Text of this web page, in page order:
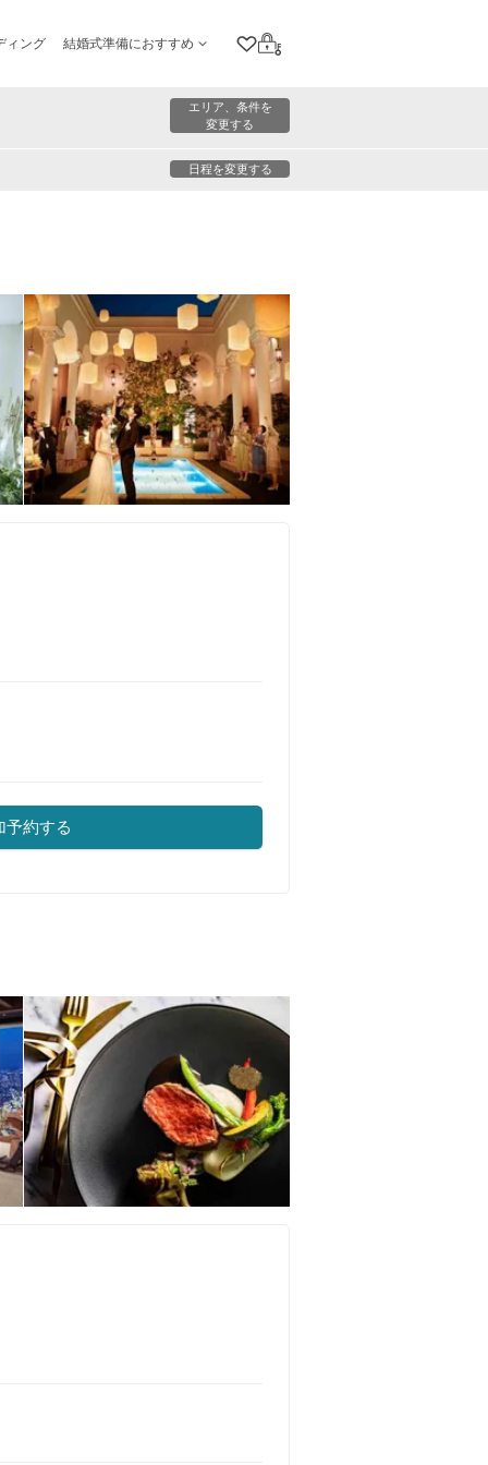
ィング 結婚式準備におすすめ
クリップリスト
ログイン
エリア、条件を
変更する
日程を変更する
予約する